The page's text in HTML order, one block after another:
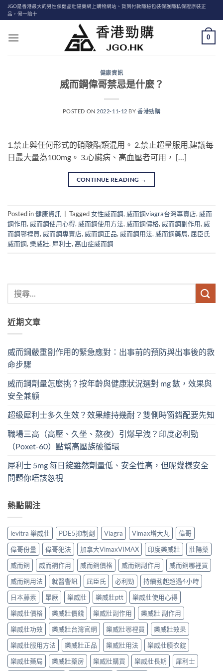
Skip
to
JGO是香港最大的男性保健品壯陽藥網上購物網站、貨到付款隱秘包裝保護隱私保證原裝正
品，假一賠十
0
健康資訊
威而鋼偉哥禁忌是什麼？
POSTED ON 2022-11-12 BY香港勁購
1.禁止與任何形式的硝酸酯類混用。 2.禁止超量服用,建議每
日最大量為100mg。 3.心臟病、高血壓者可用， […]
CONTINUE READING →
Posted in健康資訊 Tagged女性威而鋼, 威而鋼viagra台灣專賣店, 威而
鋼作用, 威而鋼使用心得, 威而鋼使用方法, 威而鋼價格, 威而鋼副作用, 威
而鋼哪裡買, 威而鋼專賣店, 威而鋼正品, 威而鋼用法, 威而鋼藥局, 屈臣氏
威而鋼, 樂威壯, 犀利士, 高山症威而鋼
近期文章
威而鋼嚴重副作用的緊急應對：出事前的預防與出事後的救
命步驟
威而鋼劑量怎麼挑？按年齡與健康狀況選對 mg 數，效果與
安全兼顧
超級犀利士多久生效？效果維持幾耐？雙側時窗錯配要先知
職場三高（高壓、久坐、熬夜）引爆早洩？印度必利勁
（Poxet-60）點幫高壓族破循環
犀利士 5mg 每日錠雖然劑量低、安全性高，但呢幾樣安全
問題你唔該忽視
熱點關注
levitra 樂威壯 PDE5抑制劑 Viagra Vimax增大丸
偉哥
偉哥份量
偉哥犯法 加拿大VimaxVIMAX 印度樂威壯
壯陽藥
威而鋼
威而鋼作用 威而鋼價格 威而鋼副作用
威而鋼哪裡買
威而鋼用法
就醫警訊 屈臣氏 必利勁
持續勃起超過4小時
日本藤素
暈厥 樂威壯 樂威壯ptt
樂威壯使用心得
樂威壯價格
樂威壯價錢 樂威壯副作用
樂威壯 副作用
樂威壯功效
樂威壯台灣官網 樂威壯哪裡買
樂威壯效果
樂威壯服用方法
樂威壯正品 樂威壯用法
樂威壯膜衣錠
樂威壯藥局
樂威壯藥房 樂威壯購買 樂威壯長期 犀利士